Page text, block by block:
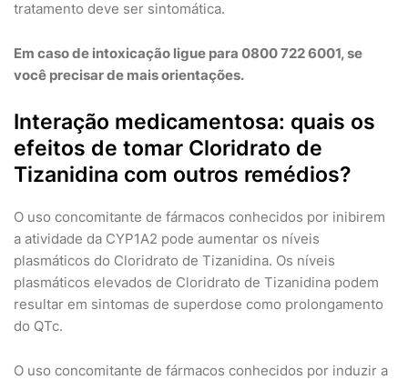
tratamento deve ser sintomática.
Em caso de intoxicação ligue para 0800 722 6001, se
você precisar de mais orientações.
Interação medicamentosa: quais os
efeitos de tomar Cloridrato de
Tizanidina com outros remédios?
O uso concomitante de fármacos conhecidos por inibirem
a atividade da CYP1A2 pode aumentar os níveis
plasmáticos do Cloridrato de Tizanidina. Os níveis
plasmáticos elevados de Cloridrato de Tizanidina podem
resultar em sintomas de superdose como prolongamento
do QTc.
O uso concomitante de fármacos conhecidos por induzir a